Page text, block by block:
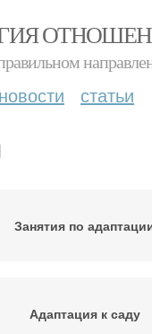
новости статьи
Занятия по
Адаптация к саду